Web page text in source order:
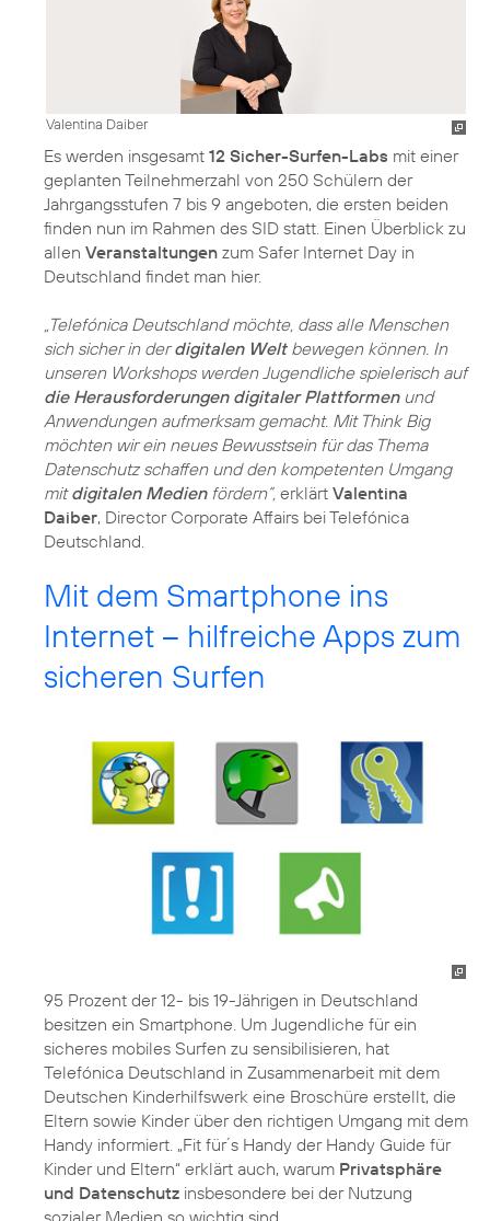
Valentina Daiber
Es werden insgesamt 12 Sicher-Surfen-Labs mit einer
geplanten Teilnehmerzahl von 250 Schülern der
Jahrgangsstufen 7 bis 9 angeboten, die ersten beiden
finden nun im Rahmen des SID statt. Einen Überblick zu
allen Veranstaltungen zum Safer Internet Day in
Deutschland findet man hier.
„Telefónica Deutschland möchte, dass alle Menschen
sich sicher in derdigitalen Weltbewegen können. In
unseren Workshops werden Jugendliche spielerisch auf
die Herausforderungen digitaler Plattformenund
Anwendungen aufmerksam gemacht. Mit Think Big
möchten wir ein neues Bewusstsein für das Thema
Datenschutz schaffen und den kompetenten Umgang
mitdigitalen Medienfördern“, erklärt Valentina
Daiber, Director Corporate Affairs bei Telefónica
Deutschland.
Mit dem Smartphone ins
Internet – hilfreiche Apps zum
sicheren Surfen
95 Prozent der 12- bis 19-Jährigen in Deutschland
besitzen ein Smartphone. Um Jugendliche für ein
sicheres mobiles Surfen zu sensibilisieren, hat
Telefónica Deutschland in Zusammenarbeit mit dem
Deutschen Kinderhilfswerk eine Broschüre erstellt, die
Eltern sowie Kinder über den richtigen Umgang mit dem
Handy informiert. „Fit für´s Handy der Handy Guide für
Kinder und Eltern“ erklärt auch, warum Privatsphäre
und Datenschutz insbesondere bei der Nutzung
sozialer Medien so wichtig sind.